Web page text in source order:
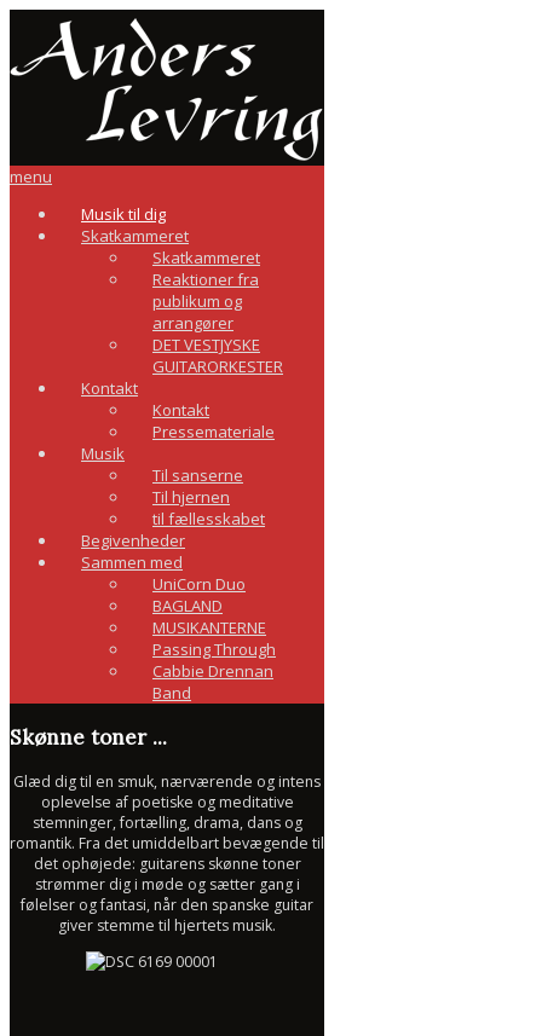
menu
Musik til dig
Skatkammeret
Skatkammeret
Reaktioner fra
publikum og
arrangører
DET VESTJYSKE
GUITARORKESTER
Kontakt
Kontakt
Pressemateriale
Musik
Til sanserne
Til hjernen
til fællesskabet
Begivenheder
Sammen med
UniCorn Duo
BAGLAND
MUSIKANTERNE
Passing Through
Cabbie Drennan
Band
Skønne toner ...
Glæd dig til en smuk, nærværende og intens
oplevelse af poetiske og meditative
stemninger, fortælling, drama, dans og
romantik. Fra det umiddelbart bevægende til
det ophøjede: guitarens skønne toner
strømmer dig i møde og sætter gang i
følelser og fantasi, når den spanske guitar
giver stemme til hjertets musik.